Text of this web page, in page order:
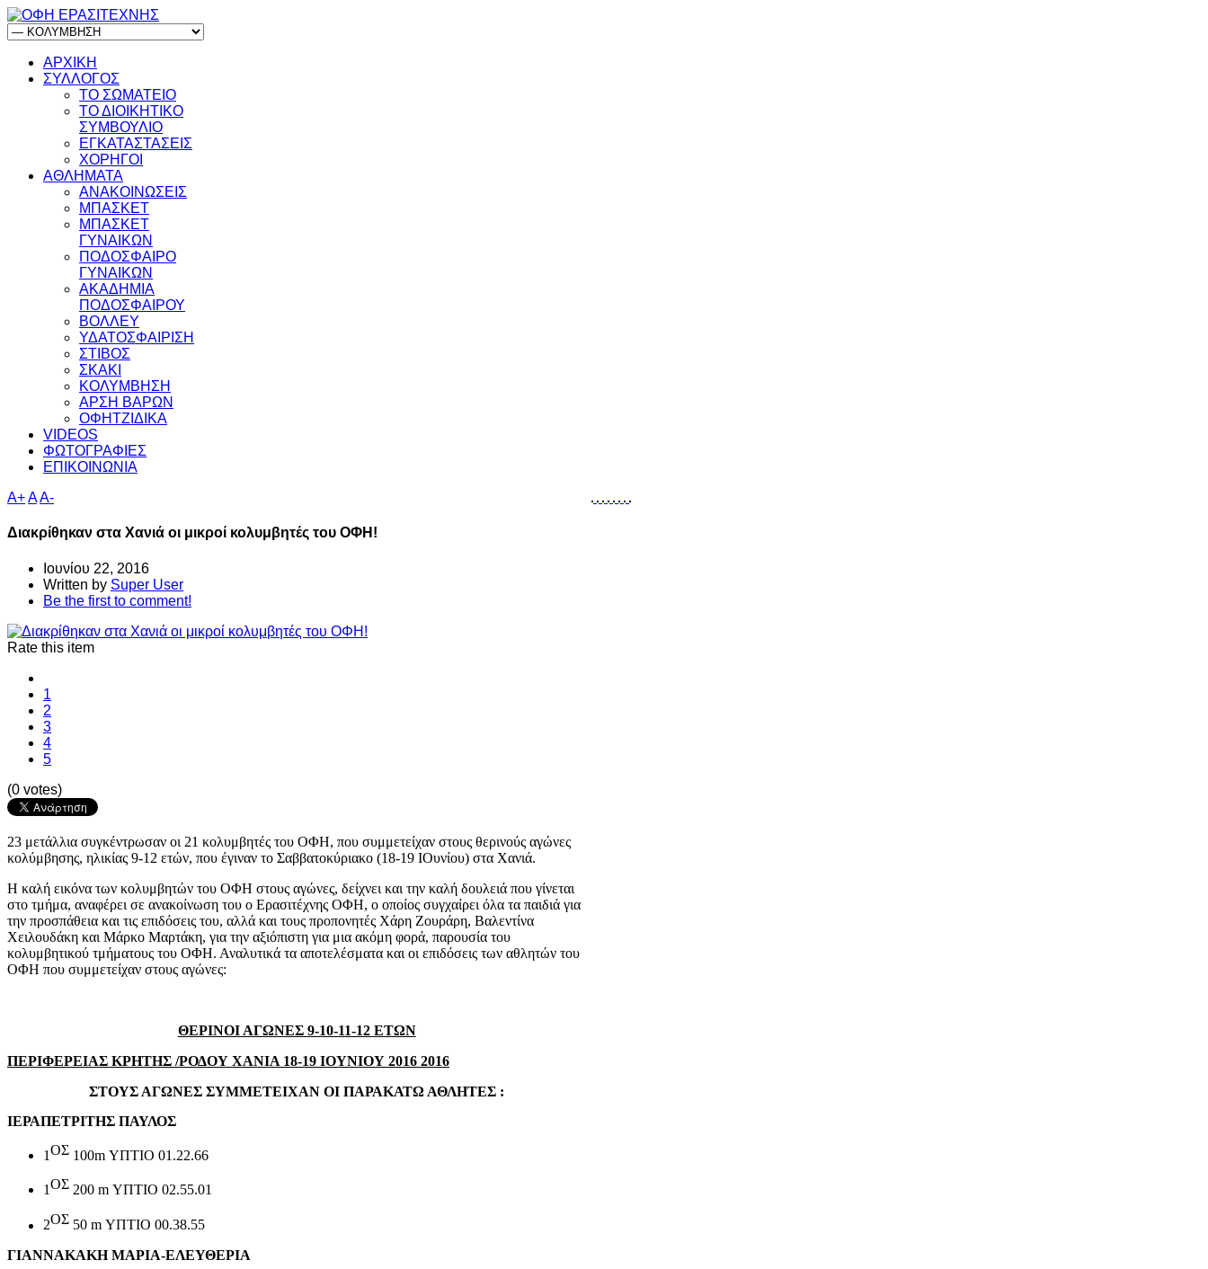
ΑΡΧΙΚΗ
ΣΥΛΛΟΓΟΣ
ΤΟ ΣΩΜΑΤΕΙΟ
ΤΟ ΔΙΟΙΚΗΤΙΚΟ
ΣΥΜΒΟΥΛΙΟ
ΕΓΚΑΤΑΣΤΑΣΕΙΣ
ΧΟΡΗΓΟΙ
ΑΘΛΗΜΑΤΑ
ΑΝΑΚΟΙΝΩΣΕΙΣ
ΜΠΑΣΚΕΤ
ΜΠΑΣΚΕΤ
ΓΥΝΑΙΚΩΝ
ΠΟΔΟΣΦΑΙΡΟ
ΓΥΝΑΙΚΩΝ
ΑΚΑΔΗΜΙΑ
ΠΟΔΟΣΦΑΙΡΟΥ
ΒΟΛΛΕΥ
ΥΔΑΤΟΣΦΑΙΡΙΣΗ
ΣΤΙΒΟΣ
ΣΚΑΚΙ
ΚΟΛΥΜΒΗΣΗ
ΑΡΣΗ ΒΑΡΩΝ
ΟΦΗΤΖΙΔΙΚΑ
VIDEOS
ΦΩΤΟΓΡΑΦΙΕΣ
ΕΠΙΚΟΙΝΩΝΙΑ
A+AA-
Διακρίθηκαν στα Χανιά οι μικροί κολυμβητές του ΟΦΗ!
Ιουνίου 22, 2016
Written by Super User
Be the first to comment!
Rate this item
1
2
3
4
5
(0 votes)
23 μετάλλια συγκέντρωσαν οι 21 κολυμβητές του ΟΦΗ, που συμμετείχαν στους θερινούς αγώνες
κολύμβησης, ηλικίας 9-12 ετών, που έγιναν το Σαββατοκύριακο (18-19 ΙΟυνίου) στα Χανιά.
Η καλή εικόνα των κολυμβητών του ΟΦΗ στους αγώνες, δείχνει και την καλή δουλειά που γίνεται
στο τμήμα, αναφέρει σε ανακοίνωση του ο Ερασιτέχνης ΟΦΗ, ο οποίος συγχαίρει όλα τα παιδιά για
την προσπάθεια και τις επιδόσεις του, αλλά και τους προπονητές Χάρη Ζουράρη, Βαλεντίνα
Χειλουδάκη και Μάρκο Μαρτάκη, για την αξιόπιστη για μια ακόμη φορά, παρουσία του
κολυμβητικού τμήματους του ΟΦΗ. Αναλυτικά τα αποτελέσματα και οι επιδόσεις των αθλητών του
ΟΦΗ που συμμετείχαν στους αγώνες:
ΘΕΡΙΝΟΙ ΑΓΩΝΕΣ 9-10-11-12 ΕΤΩΝ
ΠΕΡΙΦΕΡΕΙΑΣ ΚΡΗΤΗΣ /ΡΟΔΟΥ ΧΑΝΙΑ 18-19 ΙΟΥΝΙΟΥ 2016 2016
ΣΤΟΥΣ ΑΓΩΝΕΣ ΣΥΜΜΕΤΕΙΧΑΝ ΟΙ ΠΑΡΑΚΑΤΩ ΑΘΛΗΤΕΣ :
ΙΕΡΑΠΕΤΡΙΤΗΣ ΠΑΥΛΟΣ
1ΟΣ 100m ΥΠΤΙΟ 01.22.66
1ΟΣ 200 m ΥΠΤΙΟ 02.55.01
2ΟΣ 50 m ΥΠΤΙΟ 00.38.55
ΓΙΑΝΝΑΚΑΚΗ ΜΑΡΙΑ-ΕΛΕΥΘΕΡΙΑ